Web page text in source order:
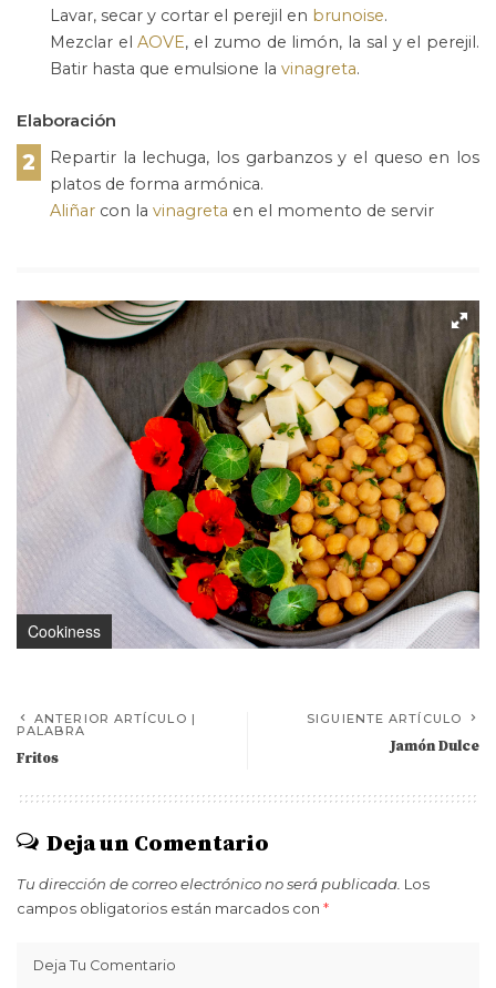
Lavar, secar y cortar el perejil en brunoise.
Mezclar elAOVE, el zumo de limón, la sal y el perejil.
Batir hasta que emulsione la vinagreta.
Elaboración
2
Repartir la lechuga, los garbanzos y el queso en los
platos de forma armónica.
Aliñar con la vinagreta en el momento de servir
Cookiness
ANTERIOR ARTÍCULO |
PALABRA
Fritos
SIGUIENTE ARTÍCULO
Jamón Dulce
Deja un Comentario
Tu dirección de correo electrónico no será publicada. Los
campos obligatorios están marcados con *